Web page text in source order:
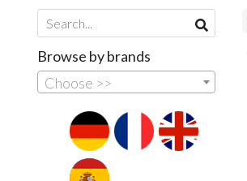
Browse by brands
Choose >>